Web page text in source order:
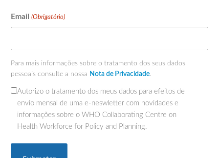
Email (Obrigatório)
Para mais informações sobre o tratamento dos seus dados
pessoais consulte a nossa Nota de Privacidade.
(Obrigatório)
Autorizo o tratamento dos meus dados para efeitos de
envio mensal de uma e-neswletter com novidades e
informações sobre o WHO Collaborating Centre on
Health Workforce for Policy and Planning.